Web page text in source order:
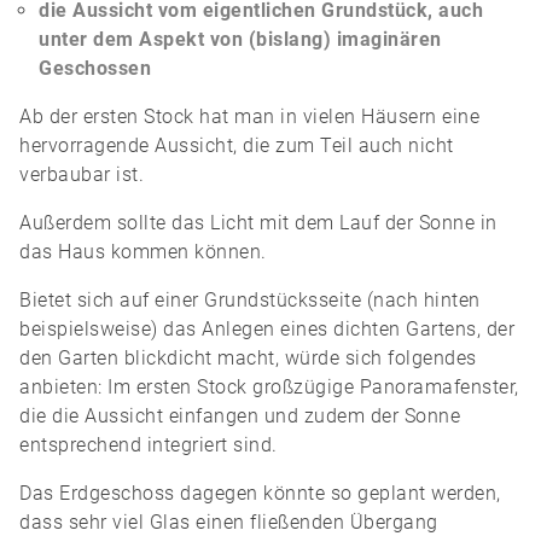
die Aussicht vom eigentlichen Grundstück, auch
unter dem Aspekt von (bislang) imaginären
Geschossen
Ab der ersten Stock hat man in vielen Häusern eine
hervorragende Aussicht, die zum Teil auch nicht
verbaubar ist.
Außerdem sollte das Licht mit dem Lauf der Sonne in
das Haus kommen können.
Bietet sich auf einer Grundstücksseite (nach hinten
beispielsweise) das Anlegen eines dichten Gartens, der
den Garten blickdicht macht, würde sich folgendes
anbieten: Im ersten Stock großzügige Panoramafenster,
die die Aussicht einfangen und zudem der Sonne
entsprechend integriert sind.
Das Erdgeschoss dagegen könnte so geplant werden,
dass sehr viel Glas einen fließenden Übergang